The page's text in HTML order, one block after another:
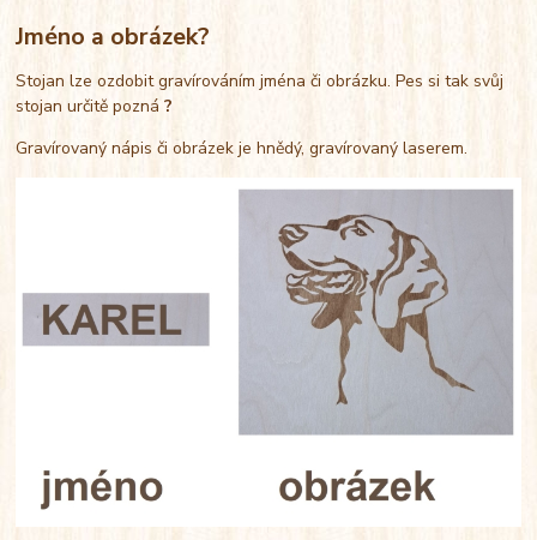
Jméno a obrázek?
Stojan lze ozdobit gravírováním jména či obrázku. Pes si tak svůj
stojan určitě pozná?
Gravírovaný nápis či obrázek je hnědý, gravírovaný laserem.